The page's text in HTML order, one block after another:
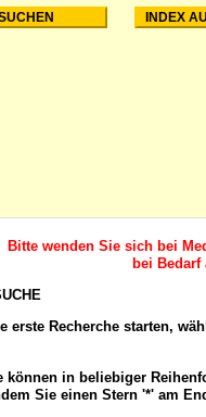
Bitte wenden Sie sich bei
bei
erste Recherche starten,
können in beliebiger
Sie einen Stern '*' am